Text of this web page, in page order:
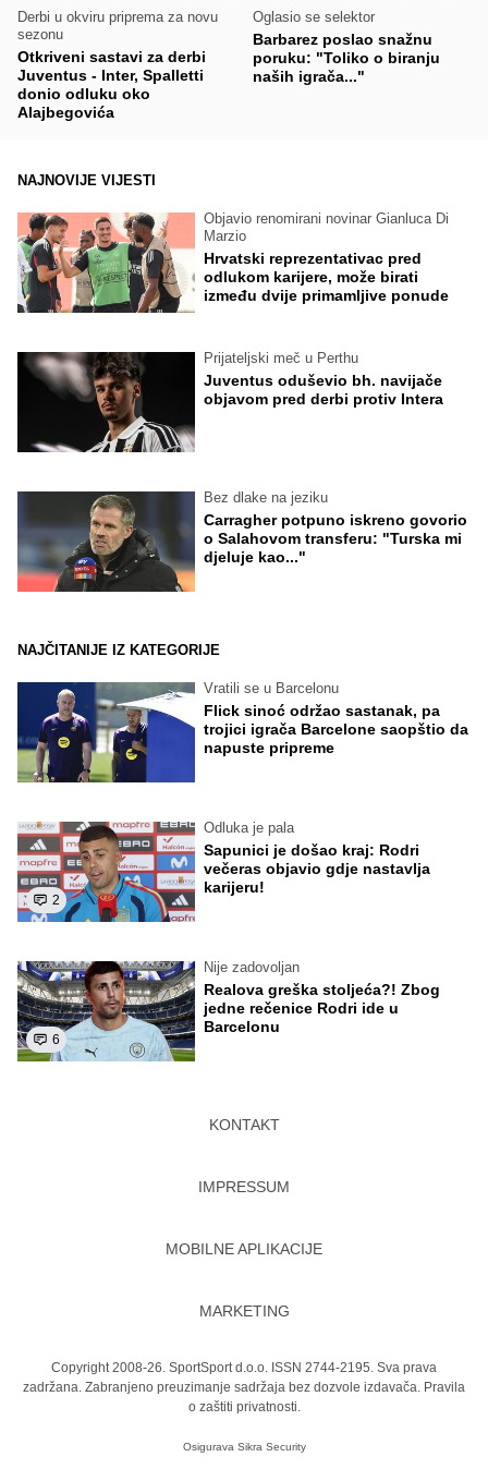
Derbi u okviru priprema za novu
sezonu
Otkriveni sastavi za derbi
Juventus - Inter, Spalletti
donio odluku oko
Alajbegovića
Oglasio se selektor
Barbarez poslao snažnu
poruku: "Toliko o biranju
naših igrača..."
NAJNOVIJE VIJESTI
Objavio renomirani novinar Gianluca Di
Marzio
Hrvatski reprezentativac pred
odlukom karijere, može birati
između dvije primamljive ponude
Prijateljski meč u Perthu
Juventus oduševio bh. navijače
objavom pred derbi protiv Intera
Bez dlake na jeziku
Carragher potpuno iskreno govorio
o Salahovom transferu: "Turska mi
djeluje kao..."
NAJČITANIJE IZ KATEGORIJE
Vratili se u Barcelonu
Flick sinoć održao sastanak, pa
trojici igrača Barcelone saopštio da
napuste pripreme
2
Odluka je pala
Sapunici je došao kraj: Rodri
večeras objavio gdje nastavlja
karijeru!
6
Nije zadovoljan
Realova greška stoljeća?! Zbog
jedne rečenice Rodri ide u
Barcelonu
KONTAKT
IMPRESSUM
MOBILNE APLIKACIJE
MARKETING
Copyright 2008-26. SportSport d.o.o. ISSN 2744-2195. Sva prava
zadržana. Zabranjeno preuzimanje sadržaja bez dozvole izdavača. Pravila
o zaštiti privatnosti.
Osigurava Sikra Security